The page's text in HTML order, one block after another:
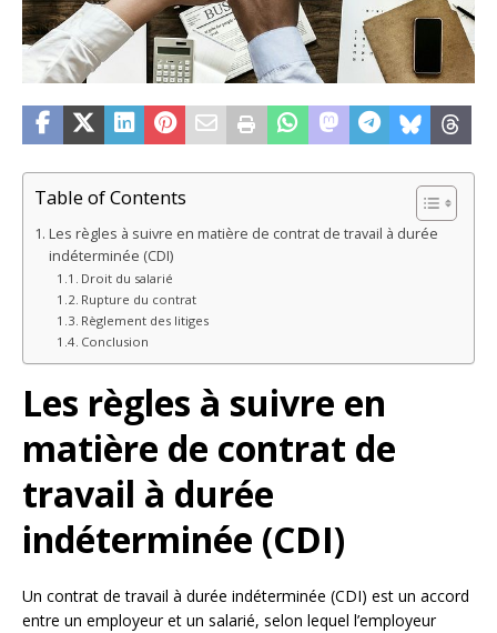
Table of Contents
Les règles à suivre en matière de contrat de travail à durée
indéterminée (CDI)
Droit du salarié
Rupture du contrat
Règlement des litiges
Conclusion
Les règles à suivre en
matière de contrat de
travail à durée
indéterminée (CDI)
Un contrat de travail à durée indéterminée (CDI) est un accord
entre un employeur et un salarié, selon lequel l’employeur